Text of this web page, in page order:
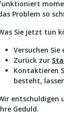
Problem so
Sie jetzt tun
Versuchen
Zurück zur
Kontaktieren
besteht,
entschuldigen
Geduld.